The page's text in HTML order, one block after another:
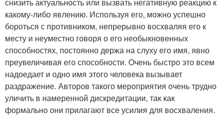
какому-либо явлению. Используя его, можно успешно
бороться с противником, непрерывно восхваляя его к
месту и неуместно говоря о его необыкновенных
способностях, постоянно держа на слуху его имя, явно
преувеличивая его способности. Очень быстро это всем
надоедает и одно имя этого человека вызывает
раздражение. Авторов такого мероприятия очень трудно
уличить в намеренной дискредитации, так как
формально они прилагают все усилия для восхваления.